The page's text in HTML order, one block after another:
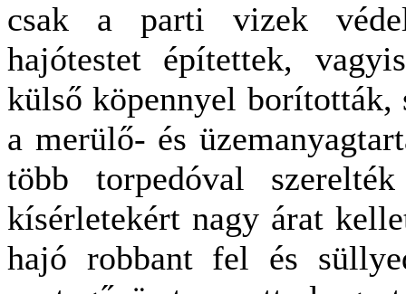
csak a parti vizek
hajótestet építettek,
külső köpennyel
a merülő- és
több torpedóval
kísérletekért nagy árat
hajó robbant fel és